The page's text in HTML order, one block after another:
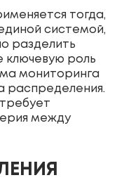
тогда,
системой,
разделить
ключевую роль
мониторинга
распределения.
между